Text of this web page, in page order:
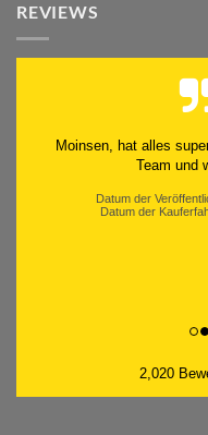
REVIEWS
Moinsen, hat alles
Team und
Datum der
Datum der
2,020